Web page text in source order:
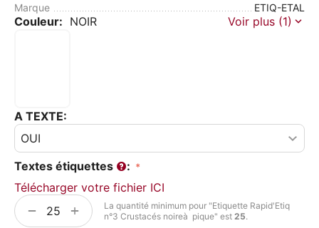
Marque ETIQ-ETAL
Couleur: NOIR Voir plus (1)
A TEXTE:
Textes étiquettes
:
Télécharger votre fichier ICI
+
−
La quantité minimum pour "Etiquette Rapid'Etiq
n°3 Crustacés noireà pique" est 25.